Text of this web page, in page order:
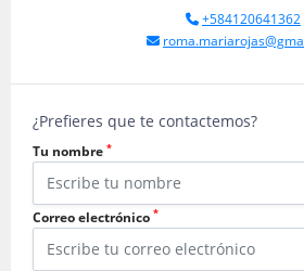
+584120641362
¿Prefieres que te contactemos?
Tu nombre *
Correo electrónico *